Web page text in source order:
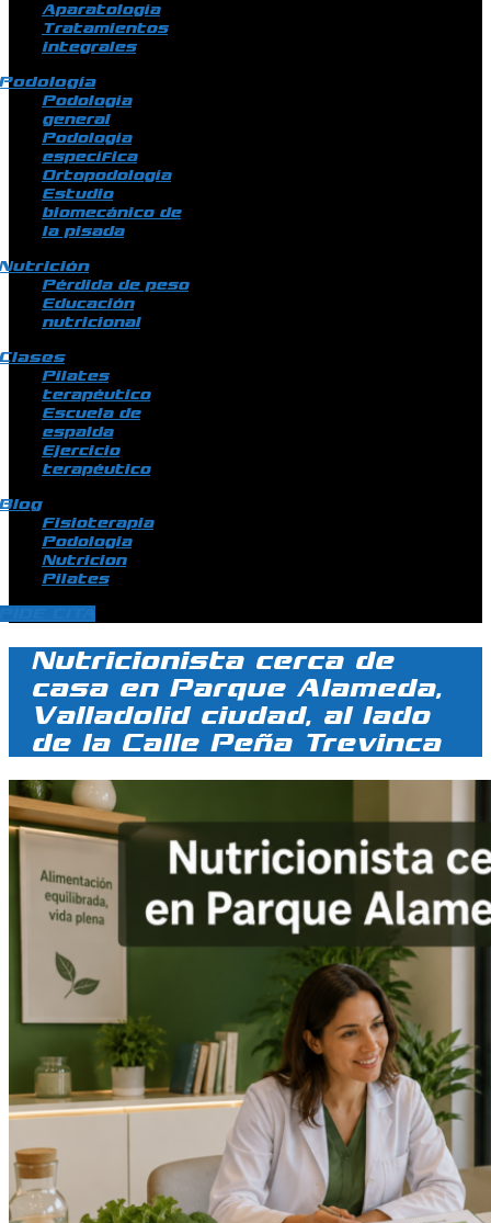
Aparatología
Tratamientos
integrales
Podología
general
Podología
específica
Ortopodología
Estudio
biomecánico de
la pisada
Pérdida de peso
Educación
nutricional
Pilates
terapéutico
Escuela de
espalda
Ejercicio
terapéutico
Fisioterapia
Podologia
Nutricion
Pilates
Nutricionista cerca de
casa en Parque Alameda,
Valladolid ciudad, al lado
de la Calle Peña Trevinca